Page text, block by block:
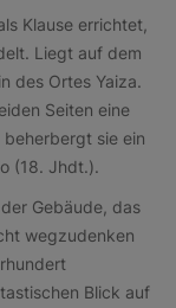
Klause errichtet,
Liegt auf dem
des Ortes Yaiza.
Seiten eine
beherbergt sie ein
(18. Jhdt.).
der Gebäude, das
wegzudenken
Blick auf